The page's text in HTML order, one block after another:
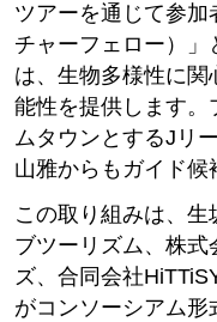
ツアーを通じて参加
チャーフェロー）
は、生物多様性に
能性を提供します。
ムタウンとするJリ
山雅からもガイド候
この取り組みは、
ブツーリズム、株
ズ、合同会社
がコンソーシアム